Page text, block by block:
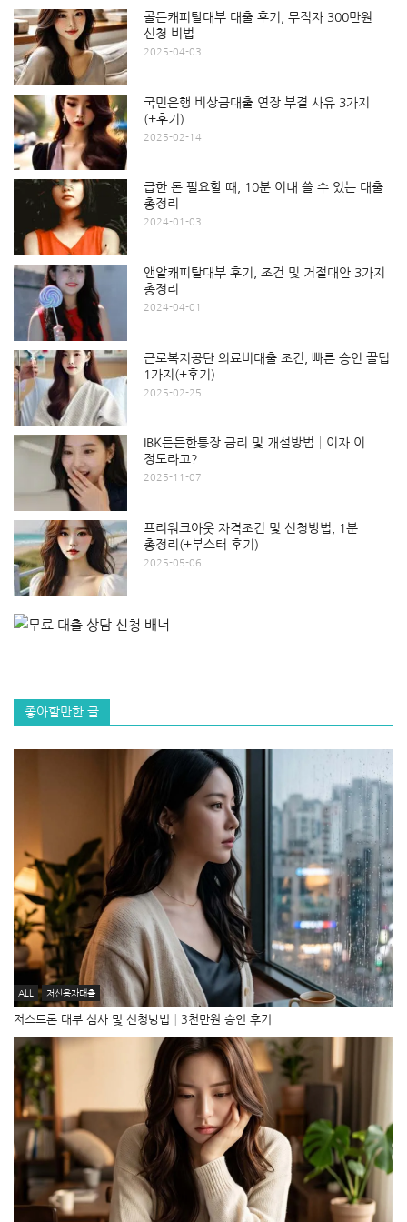
골든캐피탈대부 대출 후기, 무직자 300만원
신청 비법
2025-04-03
국민은행 비상금대출 연장 부결 사유 3가지
(+후기)
2025-02-14
급한 돈 필요할 때, 10분 이내 쓸 수 있는 대출
총정리
2024-01-03
앤알캐피탈대부 후기, 조건 및 거절대안 3가지
총정리
2024-04-01
근로복지공단 의료비대출 조건, 빠른 승인 꿀팁
1가지(+후기)
2025-02-25
IBK든든한통장 금리 및 개설방법│이자 이
정도라고?
2025-11-07
프리워크아웃 자격조건 및 신청방법, 1분
총정리(+부스터 후기)
2025-05-06
좋아할만한 글
ALL 저신용자대출
저스트론 대부 심사 및 신청방법│3천만원 승인 후기